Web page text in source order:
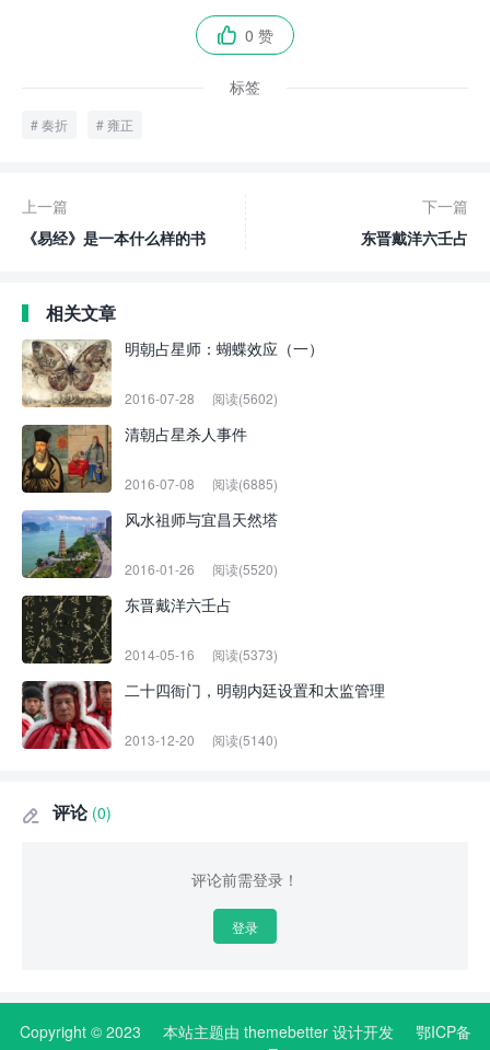
 0 赞
标签
奏折 雍正
上一篇
《易经》是一本什么样的书
下一篇
东晋戴洋六壬占
相关文章
明朝占星师：蝴蝶效应（一）
2016-07-28 阅读(5602)
清朝占星杀人事件
2016-07-08 阅读(6885)
风水祖师与宜昌天然塔
2016-01-26 阅读(5520)
东晋戴洋六壬占
2014-05-16 阅读(5373)
二十四衙门，明朝内廷设置和太监管理
2013-12-20 阅读(5140)
 评论 (0)
评论前需登录！
登录
Copyright © 2023 本站主题由 themebetter设计开发
鄂ICP备